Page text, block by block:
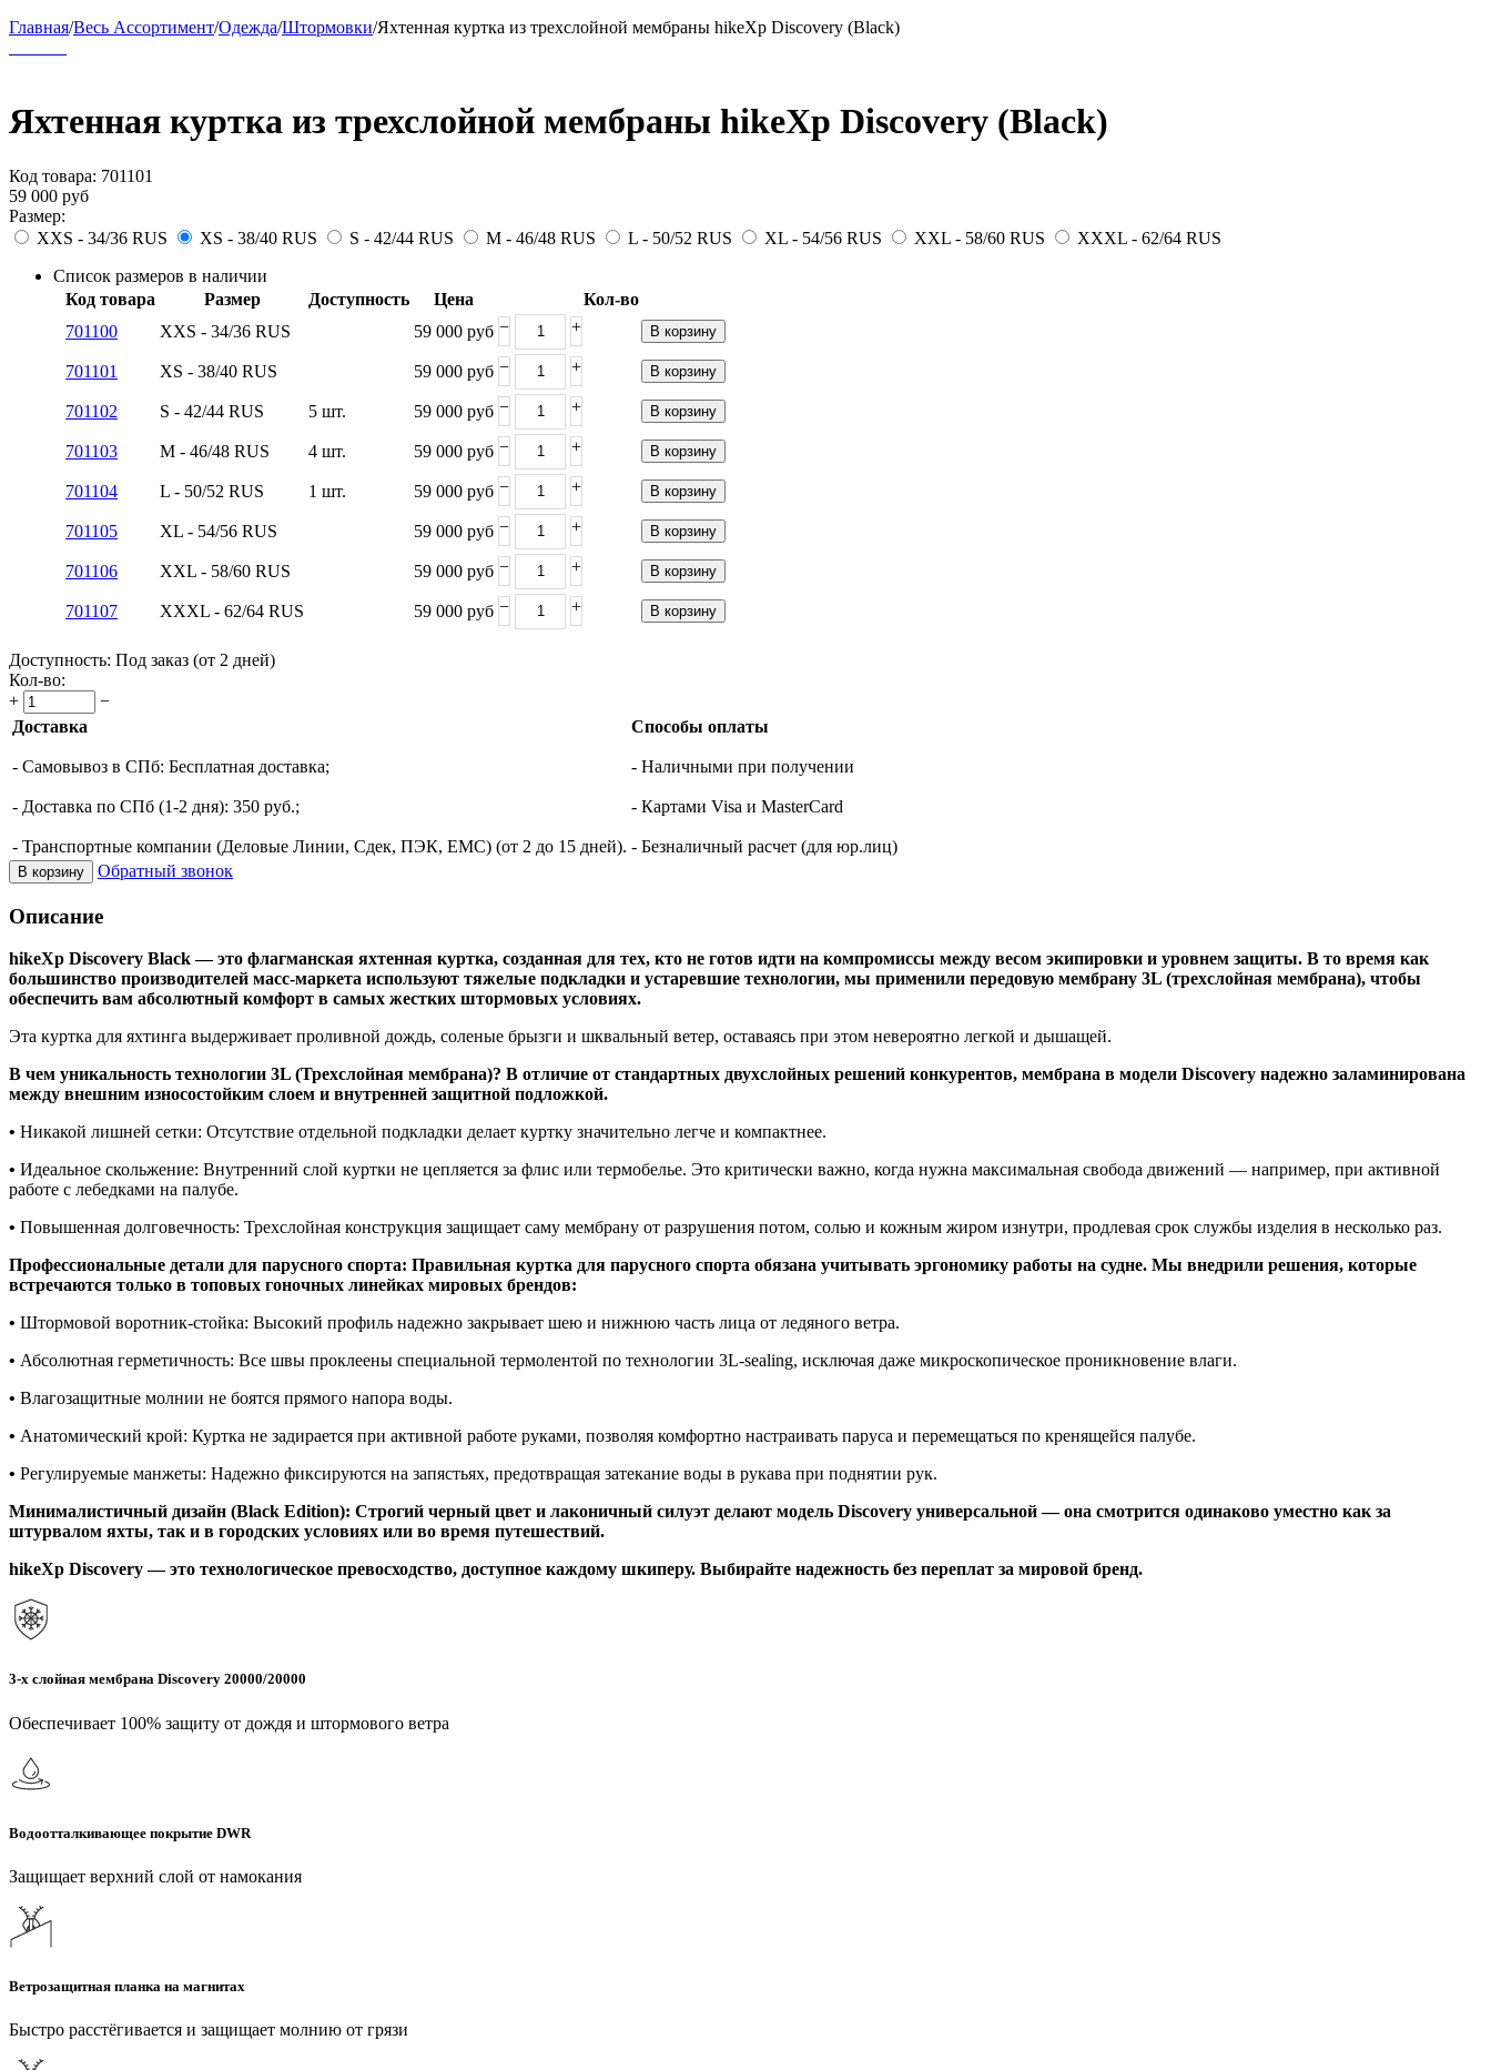
Главная/Весь Ассортимент/Одежда/Штормовки/Яхтенная куртка из трехслойной мембраны hikeXp Discovery (Black)
Яхтенная куртка из трехслойной мембраны hikeXp Discovery (Black)
Код товара: 701101
59 000 руб
Размер:
XXS - 34/36 RUS
XS - 38/40 RUS S - 42/44 RUS M - 46/48 RUS L - 50/52 RUS XL - 54/56 RUS XXL - 58/60 RUS
XXXL - 62/64 RUS
Список размеров в наличии
Код товара
Размер Доступность Цена
Кол-во
701100
XXS - 34/36 RUS 59 000 руб − + В корзину
701101 XS - 38/40 RUS 59 000 руб − + В корзину
701102 S - 42/44 RUS 5 шт. 59 000 руб − + В корзину
701103 M - 46/48 RUS 4 шт. 59 000 руб − + В корзину
701104 L - 50/52 RUS 1 шт. 59 000 руб − + В корзину
701105 XL - 54/56 RUS 59 000 руб − + В корзину
701106 XXL - 58/60 RUS 59 000 руб − + В корзину
701107 XXXL - 62/64 RUS 59 000 руб − + В корзину
Доступность: Под заказ (от 2 дней)
Кол-во:
+
−
Доставка
- Самовывоз в СПб: Бесплатная доставка;
- Доставка по СПб (1-2 дня): 350 руб.;
- Транспортные компании (Деловые Линии, Сдек, ПЭК, ЕМС) (от 2 до 15 дней).
Способы оплаты
- Наличными при получении
- Картами Visa и MasterCard
- Безналичный расчет (для юр.лиц)
В корзину Обратный звонок
Описание
hikeXp Discovery Black — это флагманская яхтенная куртка, созданная для тех, кто не готов идти на компромиссы между весом экипировки и уровнем защиты. В то время как
большинство производителей масс-маркета используют тяжелые подкладки и устаревшие технологии, мы применили передовую мембрану 3L (трехслойная мембрана), чтобы
обеспечить вам абсолютный комфорт в самых жестких штормовых условиях.
Эта куртка для яхтинга выдерживает проливной дождь, соленые брызги и шквальный ветер, оставаясь при этом невероятно легкой и дышащей.
В чем уникальность технологии 3L (Трехслойная мембрана)? В отличие от стандартных двухслойных решений конкурентов, мембрана в модели Discovery надежно заламинирована
между внешним износостойким слоем и внутренней защитной подложкой.
• Никакой лишней сетки: Отсутствие отдельной подкладки делает куртку значительно легче и компактнее.
• Идеальное скольжение: Внутренний слой куртки не цепляется за флис или термобелье. Это критически важно, когда нужна максимальная свобода движений — например, при активной
работе с лебедками на палубе.
• Повышенная долговечность: Трехслойная конструкция защищает саму мембрану от разрушения потом, солью и кожным жиром изнутри, продлевая срок службы изделия в несколько раз.
Профессиональные детали для парусного спорта: Правильная куртка для парусного спорта обязана учитывать эргономику работы на судне. Мы внедрили решения, которые
встречаются только в топовых гоночных линейках мировых брендов:
• Штормовой воротник-стойка: Высокий профиль надежно закрывает шею и нижнюю часть лица от ледяного ветра.
• Абсолютная герметичность: Все швы проклеены специальной термолентой по технологии 3L-sealing, исключая даже микроскопическое проникновение влаги.
• Влагозащитные молнии не боятся прямого напора воды.
• Анатомический крой: Куртка не задирается при активной работе руками, позволяя комфортно настраивать паруса и перемещаться по кренящейся палубе.
• Регулируемые манжеты: Надежно фиксируются на запястьях, предотвращая затекание воды в рукава при поднятии рук.
Минималистичный дизайн (Black Edition): Строгий черный цвет и лаконичный силуэт делают модель Discovery универсальной — она смотрится одинаково уместно как за
штурвалом яхты, так и в городских условиях или во время путешествий.
hikeXp Discovery — это технологическое превосходство, доступное каждому шкиперу. Выбирайте надежность без переплат за мировой бренд.
3-х слойная мембрана Discovery 20000/20000
Обеспечивает 100% защиту от дождя и штормового ветра
Водоотталкивающее покрытие DWR
Защищает верхний слой от намокания
Ветрозащитная планка на магнитах
Быстро расстёгивается и защищает молнию от грязи